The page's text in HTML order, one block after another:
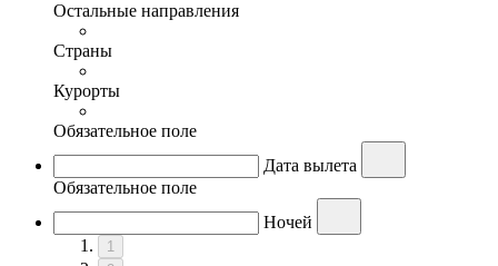
Остальные направления
Страны
Курорты
Обязательное поле
Дата вылета
Обязательное поле
Ночей
1